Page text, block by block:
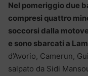
Nel pomeriggio due
compresi quattro
soccorsi dalla
e sono sbarcati a
d’Avorio, Camerun,
salpato da Sidi